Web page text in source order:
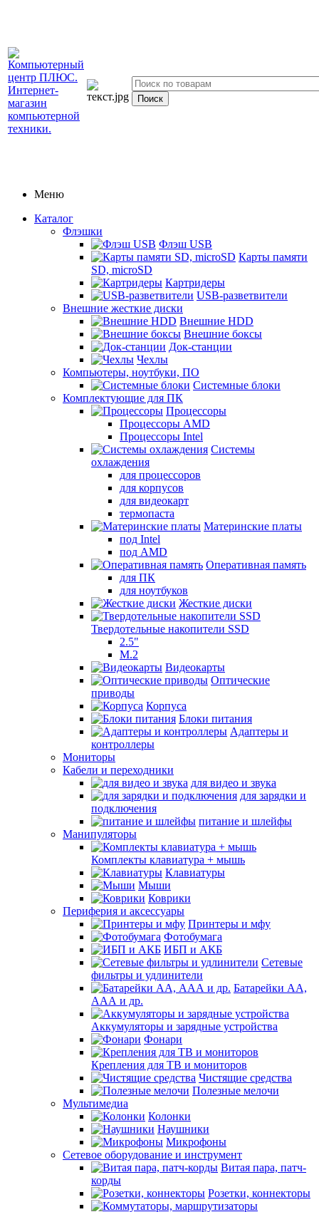
Меню
Каталог
Флэшки
Флэш USB
Карты памяти
SD, microSD
Картридеры
USB-разветвители
Внешние жесткие диски
Внешние HDD
Внешние боксы
Док-станции
Чехлы
Компьютеры, ноутбуки, ПО
Системные блоки
Комплектующие для ПК
Процессоры
Процессоры AMD
Процессоры Intel
Системы
охлаждения
для процессоров
для корпусов
для видеокарт
термопаста
Материнские платы
под Intel
под AMD
Оперативная память
для ПК
для ноутбуков
Жесткие диски
Твердотельные накопители SSD
2.5"
M.2
Видеокарты
Оптические
приводы
Корпуса
Блоки питания
Адаптеры и
контроллеры
Мониторы
Кабели и переходники
для видео и звука
для зарядки и
подключения
питание и шлейфы
Манипуляторы
Комплекты клавиатура + мышь
Клавиатуры
Мыши
Коврики
Периферия и аксессуары
Принтеры и мфу
Фотобумага
ИБП и АКБ
Сетевые
фильтры и удлинители
Батарейки АА,
ААА и др.
Аккумуляторы и зарядные устройства
Фонари
Крепления для ТВ и мониторов
Чистящие средства
Полезные мелочи
Мультимедиа
Колонки
Наушники
Микрофоны
Сетевое оборудование и инструмент
Витая пара, патч-
корды
Розетки, коннекторы